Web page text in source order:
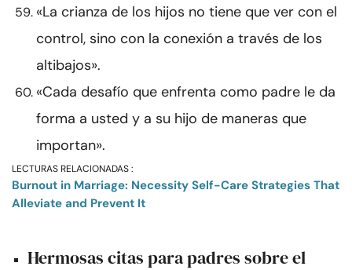
«La crianza de los hijos no tiene que ver con el
control, sino con la conexión a través de los
altibajos».
«Cada desafío que enfrenta como padre le da
forma a usted y a su hijo de maneras que
importan».
LECTURAS RELACIONADAS :
Burnout in Marriage: Necessity Self-Care Strategies That
Alleviate and Prevent It
Hermosas citas para padres sobre el